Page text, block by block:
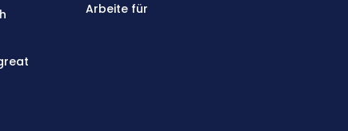
Arbeite für